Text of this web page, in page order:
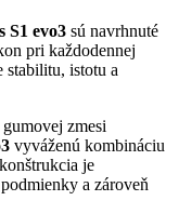
S1 evo3 sú navrhnuté
pri každodennej
stabilitu, istotu a
zmesi
vyváženú kombináciu
je
a zároveň